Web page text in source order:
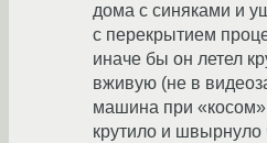
дома с синяками и
с перекрытием
иначе бы он летел
вживую (не в
машина при
крутило и швырнуло